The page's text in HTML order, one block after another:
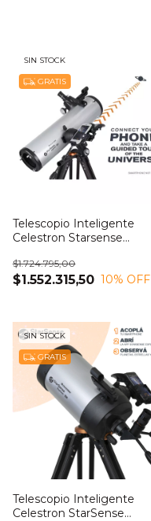
SIN STOCK
GRATIS
Telescopio Inteligente
Celestron Starsense
$1.552.315,50
$1.724.795,00
10% OFF
SIN STOCK
GRATIS
Telescopio Inteligente
Celestron StarSense